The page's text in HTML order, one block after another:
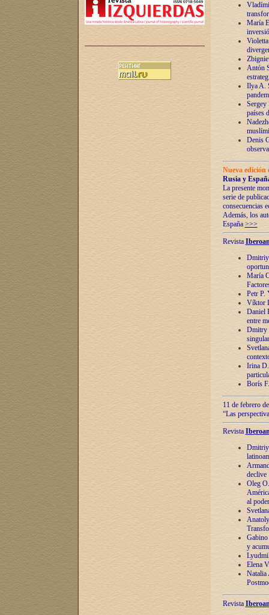
María
Antón
Ilya A.
Sergey
países
Denis
Nueva
Rusia y
La presente
serie de
consecuencias
Además, los
España >>>
Revista
Dmitriy
María
Petr P.
Víktor
Daniel
entre
Dmitry
Irina
Borís
11 de febrero
“Las
Revista
Dmitriy
declive
Oleg
al poder
y
Elena
Natalia
Revista